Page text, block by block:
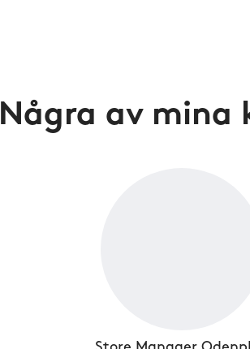
Några av mina